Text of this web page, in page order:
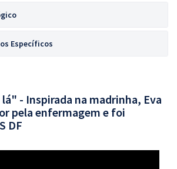
Específicos
- Inspirada na madrinha, Eva
pela enfermagem e foi
DF